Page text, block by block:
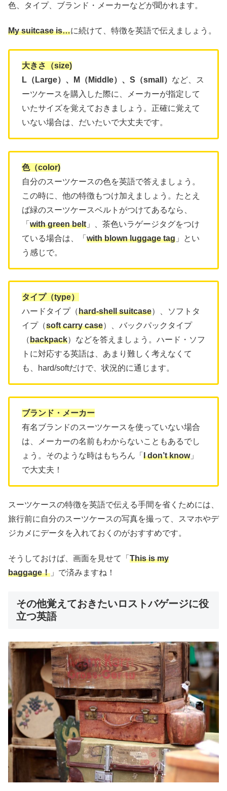
色、タイプ、ブランド・メーカーなどが聞かれます。
My suitcase is…に続けて、特徴を英語で伝えましょう。
大きさ（size)
L（Large）、M（Middle）、S（small） など、ス
ーツケースを購入した際に、メーカーが指定して
いたサイズを覚えておきましょう。正確に覚えて
いない場合は、だいたいで大丈夫です。
色（color)
自分のスーツケースの色を英語で答えましょう。
この時に、他の特徴もつけ加えましょう。たとえ
ば緑のスーツケースベルトがつけてあるなら、
「 with green belt 」、茶色いラゲージタグをつけ
ている場合は、「 with blown luggage tag 」とい
う感じで。
タイプ（type）
ハードタイプ（hard-shell suitcase）、ソフトタ
イプ（soft carry case）、バックパックタイプ
（backpack）などを答えましょう。ハード・ソフ
トに対応する英語は、あまり難しく考えなくて
も、hard/softだけで、状況的に通じます。
ブランド・メーカー
有名ブランドのスーツケースを使っていない場合
は、メーカーの名前もわからないこともあるでし
ょう。そのような時はもちろん「 I don’t know」
で大丈夫！
スーツケースの特徴を英語で伝える手間を省くためには、
旅行前に自分のスーツケースの写真を撮って、スマホやデ
ジカメにデータを入れておくのがおすすめです。
そうしておけば、画面を見せて「 This is my
baggage！ 」で済みますね！
その他覚えておきたいロストバゲージに役
立つ英語